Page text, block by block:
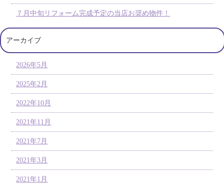
７月中旬リフォーム完成予定の当店お奨め物件！
アーカイブ
2026年5月
2025年2月
2022年10月
2021年11月
2021年7月
2021年3月
2021年1月